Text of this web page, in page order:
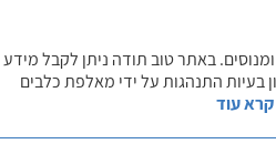
ומנוסים. באתר טוב תודה ניתן לקבל
בעיות התנהגות על ידי מאלפת כלבים
קרא עוד